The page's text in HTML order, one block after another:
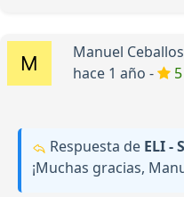
Manuel
hace 1 año -
Respuesta de ELI -
¡Muchas gracias,